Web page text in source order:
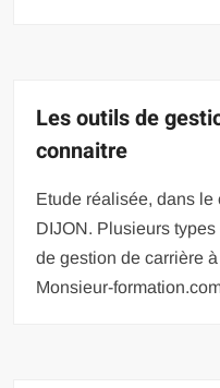
Les outils de
connaitre
Etude réalisée, dans le
DIJON. Plusieurs
de gestion de carrière
Monsieur-